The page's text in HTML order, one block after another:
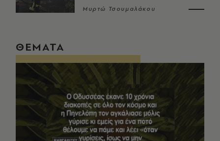
Μυρτώ Τσουμαλάκου
ΘΕΜΑΤΑ